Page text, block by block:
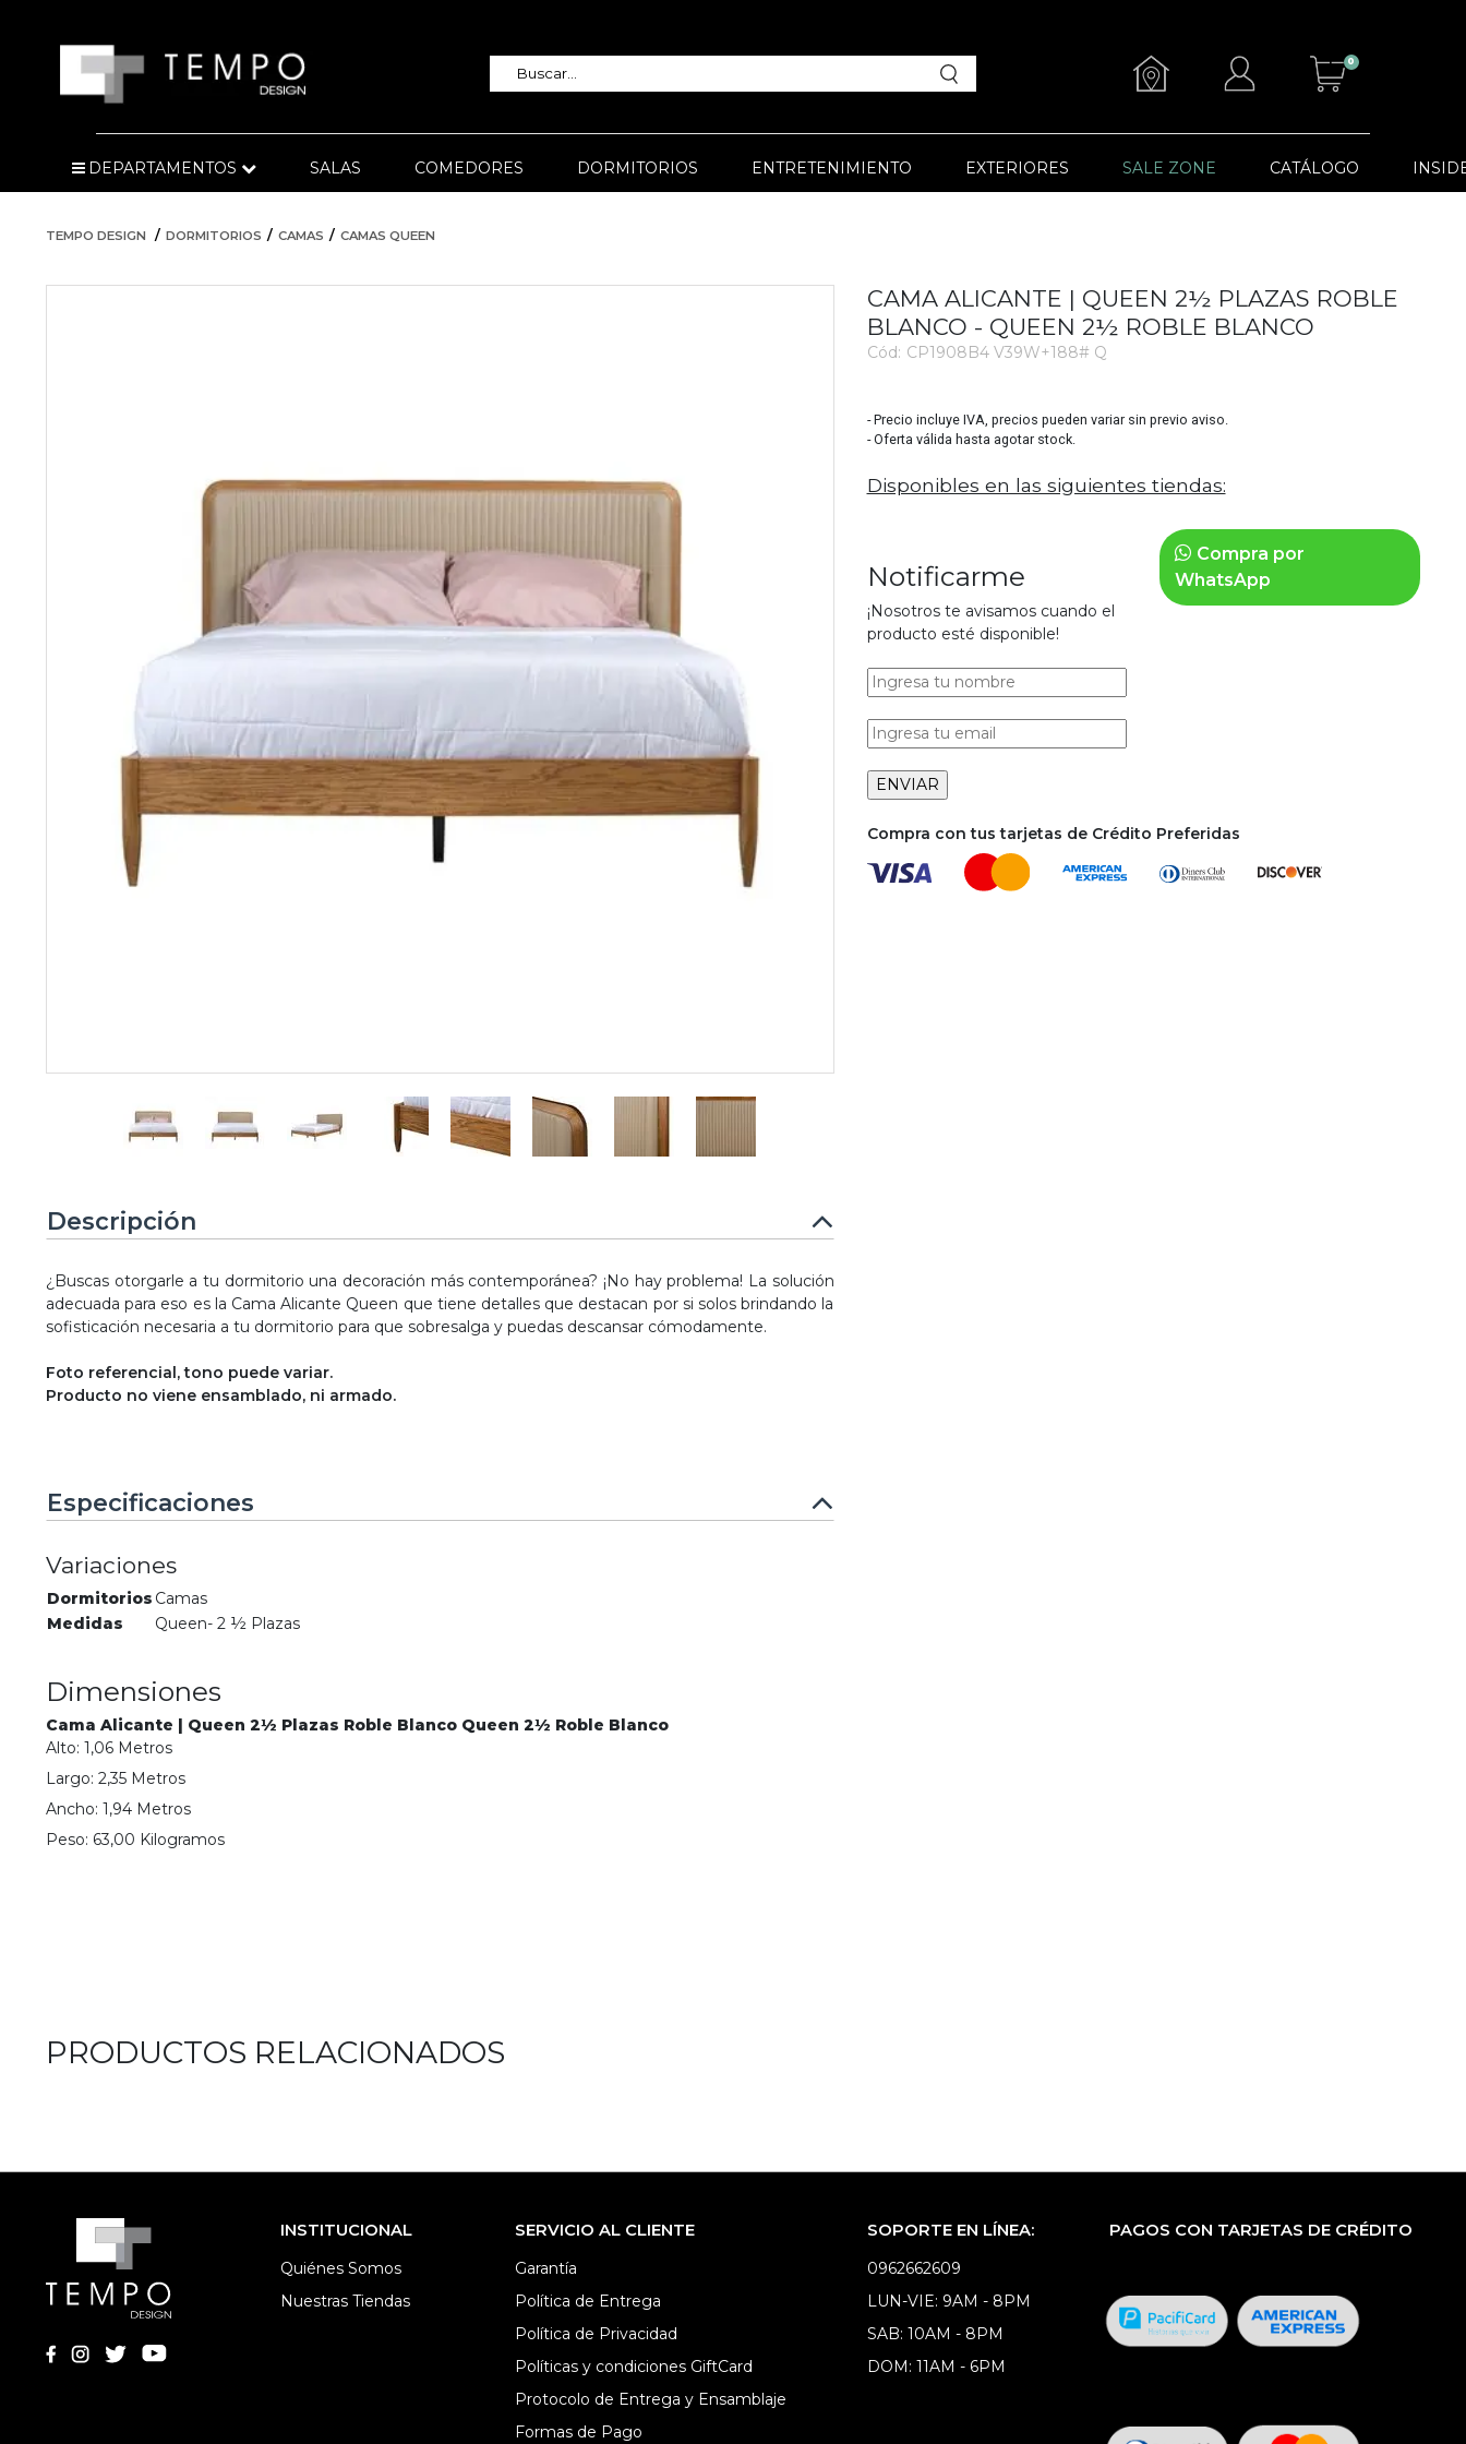
0
DEPARTAMENTOS SALAS COMEDORES DORMITORIOS ENTRETENIMIENTO EXTERIORES SALE ZONE CATÁLOGO
TEMPO DESIGN DORMITORIOS CAMAS CAMAS QUEEN
CAMA ALICANTE | QUEEN 2½ PLAZAS ROBLE
BLANCO - QUEEN 2½ ROBLE BLANCO
Cód: CP1908B4 V39W+188# Q
- Precio incluye IVA, precios pueden variar sin previo aviso.
- Oferta válida hasta agotar stock.
Disponibles en las siguientes tiendas:
Notificarme
¡Nosotros te avisamos cuando el
producto esté disponible!
Compra por
WhatsApp
Compra con tus tarjetas de Crédito Preferidas
Descripción
¿Buscas otorgarle a tu dormitorio una decoración más contemporánea? ¡No hay problema! La solución
adecuada para eso es la Cama Alicante Queen que tiene detalles que destacan por si solos brindando la
sofisticación necesaria a tu dormitorio para que sobresalga y puedas descansar cómodamente.
Foto referencial, tono puede variar.
Producto no viene ensamblado, ni armado.
Especificaciones
Variaciones
Dormitorios Camas
Medidas
Queen- 2 ½ Plazas
Dimensiones
Cama Alicante | Queen 2½ Plazas Roble Blanco Queen 2½ Roble Blanco
Alto: 1,06 Metros
Largo: 2,35 Metros
Ancho: 1,94 Metros
Peso: 63,00 Kilogramos
PRODUCTOS RELACIONADOS
INSTITUCIONAL
Quiénes Somos
Nuestras Tiendas
SERVICIO AL CLIENTE
Garantía
Política de Entrega
Política de Privacidad
Políticas y condiciones GiftCard
Protocolo de Entrega y Ensamblaje
Formas de Pago
SOPORTE EN LÍNEA:
0962662609
LUN-VIE: 9AM - 8PM
SAB: 10AM - 8PM
DOM: 11AM - 6PM
PAGOS CON TARJETAS DE CRÉDITO